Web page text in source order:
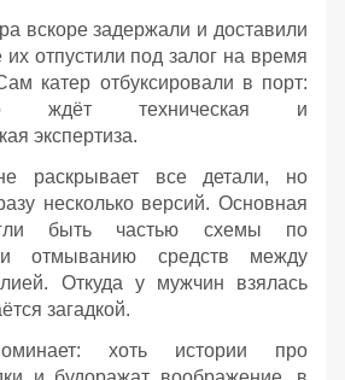
вскоре задержали и доставили
отпустили под залог на время
катер отбуксировали в порт:
ждёт техническая и
экспертиза.
раскрывает все детали, но
несколько версий. Основная
быть частью схемы по
отмыванию средств между
Откуда у мужчин взялась
загадкой.
хоть истории про